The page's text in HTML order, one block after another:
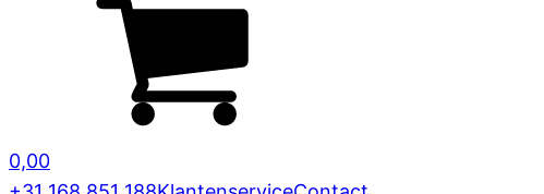
0,00